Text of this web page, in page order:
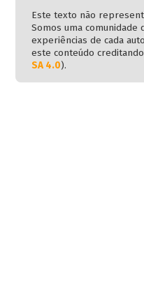
Este texto não
Somos uma
experiências de cada
este conteúdo
SA 4.0).